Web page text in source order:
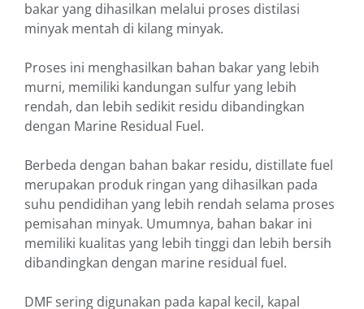
bakar yang dihasilkan melalui proses distilasi
minyak mentah di kilang minyak.
Proses ini menghasilkan bahan bakar yang lebih
murni, memiliki kandungan sulfur yang lebih
rendah, dan lebih sedikit residu dibandingkan
dengan Marine Residual Fuel.
Berbeda dengan bahan bakar residu, distillate fuel
merupakan produk ringan yang dihasilkan pada
suhu pendidihan yang lebih rendah selama proses
pemisahan minyak. Umumnya, bahan bakar ini
memiliki kualitas yang lebih tinggi dan lebih bersih
dibandingkan dengan marine residual fuel.
DMF sering digunakan pada kapal kecil, kapal